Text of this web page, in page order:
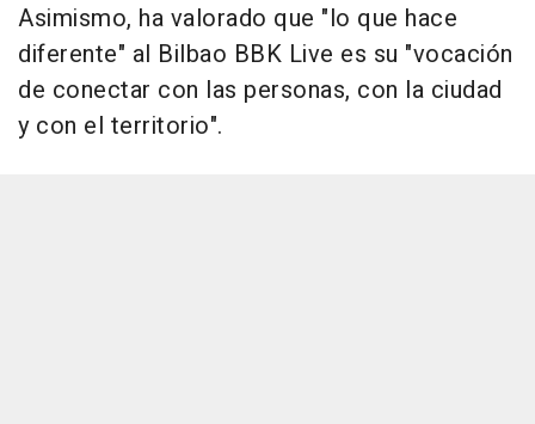
Asimismo, ha valorado que "lo que hace
diferente" al Bilbao BBK Live es su "vocación
de conectar con las personas, con la ciudad
y con el territorio".